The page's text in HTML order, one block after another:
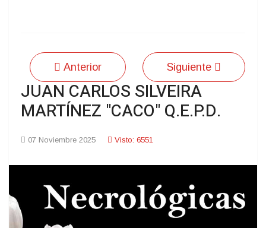
Anterior Siguiente
JUAN CARLOS SILVEIRA
MARTÍNEZ "CACO" Q.E.P.D.
07 Noviembre 2025 Visto: 6551